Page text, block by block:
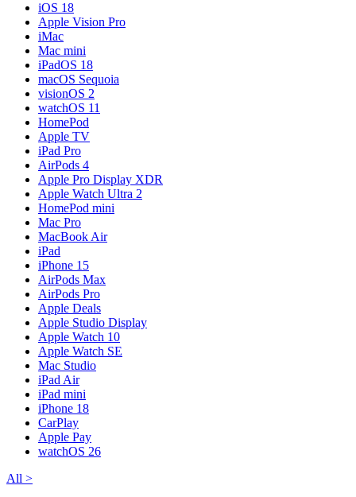
iOS 18
Apple Vision Pro
iMac
Mac mini
iPadOS 18
macOS Sequoia
visionOS 2
watchOS 11
HomePod
Apple TV
iPad Pro
AirPods 4
Apple Pro Display XDR
Apple Watch Ultra 2
HomePod mini
Mac Pro
MacBook Air
iPad
iPhone 15
AirPods Max
AirPods Pro
Apple Deals
Apple Studio Display
Apple Watch 10
Apple Watch SE
Mac Studio
iPad Air
iPad mini
iPhone 18
CarPlay
Apple Pay
watchOS 26
All >